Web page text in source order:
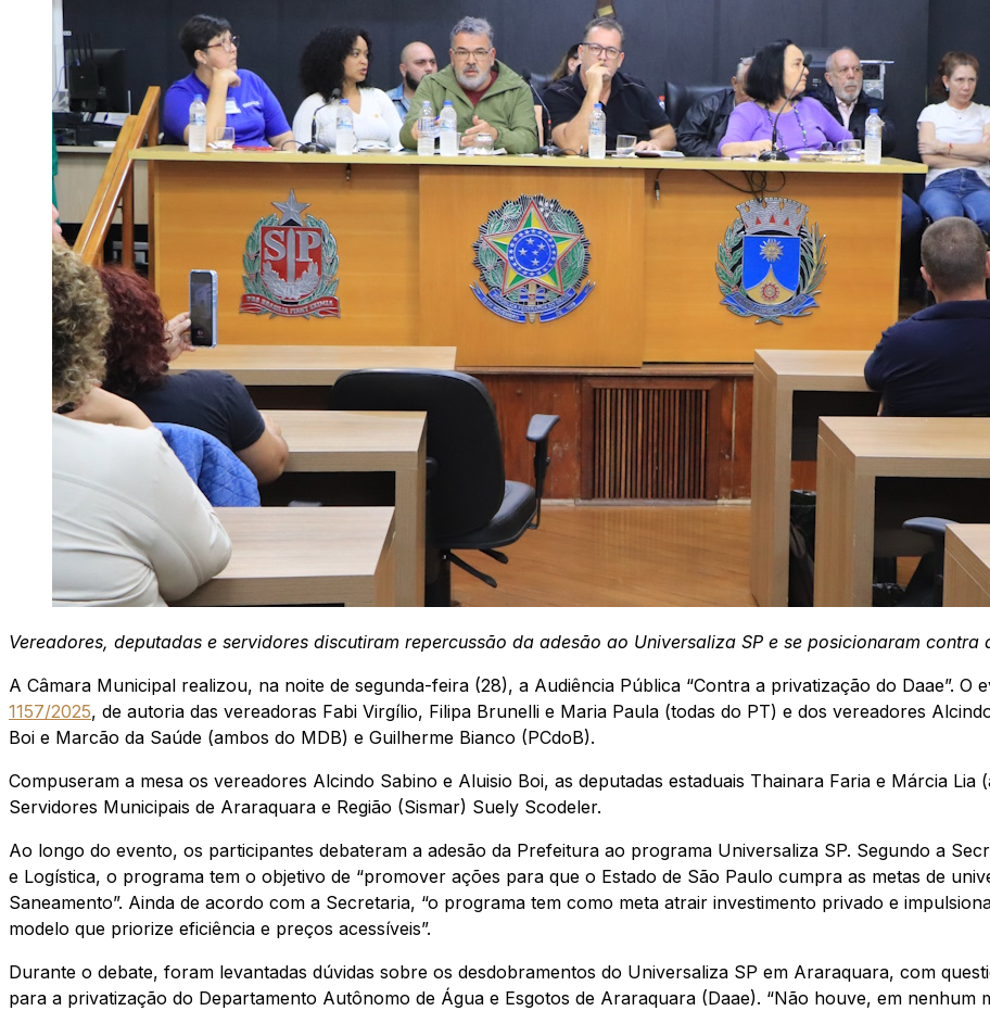
Vereadores, deputadas e servidores discutiram repercussão da adesão ao Universaliza SP e se posicionaram
A Câmara Municipal realizou, na noite de segunda-feira (28), a Audiência Pública “Contra a privatização do Daae”. O
1157/2025, de autoria das vereadoras Fabi Virgílio, Filipa Brunelli e Maria Paula (todas do PT) e dos vereadores
Boi e Marcão da Saúde (ambos do MDB) e Guilherme Bianco (PCdoB).
Compuseram a mesa os vereadores Alcindo Sabino e Aluisio Boi, as deputadas estaduais Thainara Faria e Márcia
Servidores Municipais de Araraquara e Região (Sismar) Suely Scodeler.
Ao longo do evento, os participantes debateram a adesão da Prefeitura ao programa Universaliza SP. Segundo a
e Logística, o programa tem o objetivo de “promover ações para que o Estado de São Paulo cumpra as metas de
Saneamento”. Ainda de acordo com a Secretaria, “o programa tem como meta atrair investimento privado e
modelo que priorize eficiência e preços acessíveis”.
Durante o debate, foram levantadas dúvidas sobre os desdobramentos do Universaliza SP em Araraquara, com
para a privatização do Departamento Autônomo de Água e Esgotos de Araraquara (Daae). “Não houve, em nenhum